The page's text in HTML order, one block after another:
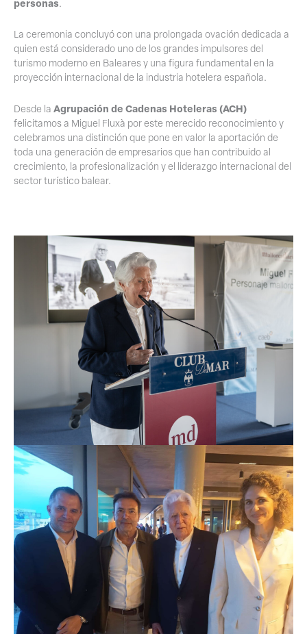
personas.
La ceremonia concluyó con una prolongada ovación dedicada a
quien está considerado uno de los grandes impulsores del
turismo moderno en Baleares y una figura fundamental en la
proyección internacional de la industria hotelera española.
Desde la Agrupación de Cadenas Hoteleras (ACH)
felicitamos a Miguel Fluxà por este merecido reconocimiento y
celebramos una distinción que pone en valor la aportación de
toda una generación de empresarios que han contribuido al
crecimiento, la profesionalización y el liderazgo internacional del
sector turístico balear.